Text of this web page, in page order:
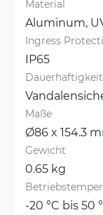
Material
Aluminum,
Ingress
IP65
Dauerhaftigkeit
Maße
Ø86 x 154.3
Gewicht
0.65 kg
-20 °C bis 50